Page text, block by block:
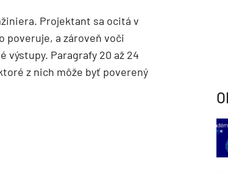
Projektant sa ocitá v
poveruje, a zároveň voči
Paragrafy 20 až 24
z nich môže byť poverený
TZB HAUSTECHNIK 3/2026